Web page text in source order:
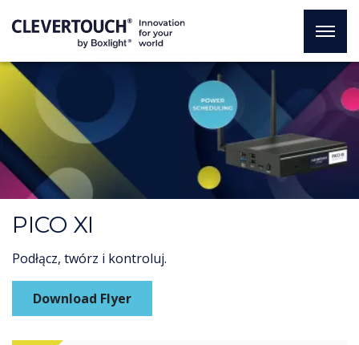
PICO XI
Podłącz, twórz i kontroluj.
Download Flyer